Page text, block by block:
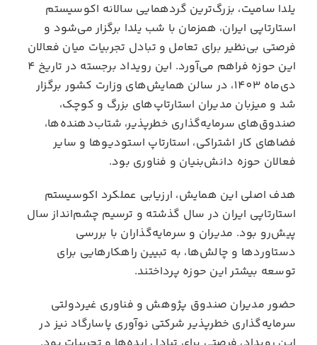
یلدا سامیت، بزرگ‌ترین گردهمایی سالانه اکوسیستم
استارتاپی ایران، همزمان با شب یلدا برگزار می‌شود و
فرصتی بی‌نظیر برای تعامل و تبادل تجربیات میان فعالان
این حوزه فراهم می‌آورد. این رویداد برجسته در تاریخ 4
دی‌ماه 1403، در سالن همایش‌های وزارت کشور برگزار
شد و میزبان مدیران استارتاپ‌های بزرگ و کوچک،
صندوق‌های سرمایه‌گذاری خطرپذیر، شتاب‌دهنده‌ها،
فضاهای کار اشتراکی، استارتاپ استودیوها و سایر
فعالان حوزه دانش‌بنیان و فناوری بود.
هدف اصلی این همایش، ارزیابی عملکرد اکوسیستم
استارتاپی ایران در سال گذشته و ترسیم چشم‌انداز سال
پیش‌رو بود. مدیران و سرمایه‌گذاران با بررسی
دستاوردها و چالش‌ها، به تبیین راهکارهایی برای
توسعه بیشتر این حوزه پرداختند.
حضور مدیران صندوق پژوهش و فناوری غیردولتی
سرمایه‌گذاری خطرپذیر شرکتی نوآوری پاسارگاد نیز در